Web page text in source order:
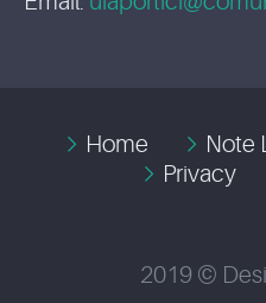
Home Note
Privacy
2019 ©